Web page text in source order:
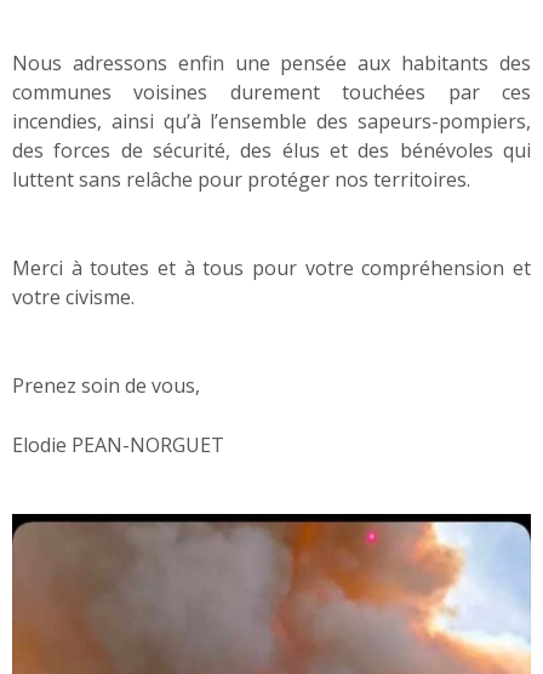
Nous adressons enfin une pensée aux habitants des
communes voisines durement touchées par ces
incendies, ainsi qu’à l’ensemble des sapeurs-pompiers,
des forces de sécurité, des élus et des bénévoles qui
luttent sans relâche pour protéger nos territoires.
Merci à toutes et à tous pour votre compréhension et
votre civisme.
Prenez soin de vous,
Elodie PEAN-NORGUET